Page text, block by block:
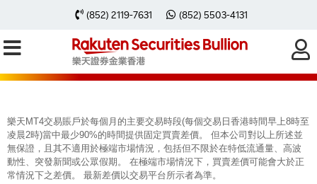
(852) 2119-7631 (852) 5503-4131
每周黃金分析 20260119
樂天MT4交易賬戶於每個月的主要交易時段(每個交易日香港時間早上8時至
凌晨2時)當中最少90%的時間提供固定買賣差價。 但本公司對以上所述並
無保證，且其不適用於極端市場情況，包括但不限於在特低流通量、高波
動性、突發新聞或公眾假期。 在極端市場情況下，買賣差價可能會大於正
常情況下之差價。 最新差價以交易平台所示者為準。